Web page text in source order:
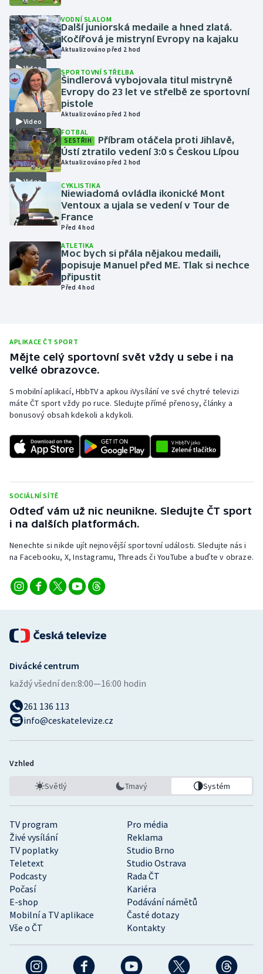
Jezdectví
Judo
Krasobruslení
Lezení
Lyže a snowboard
Moderní pětiboj
Motorsport
Olympijské hry
Parasport
Plavání
Plážový volejbal
Rychlobruslení
Rychlostní kanoistika
Short track
Stolní tenis
Triatlon
Veslování
Vodní slalom
Ostatní
Video
VODNÍ SLALOM
Další juniorská medaile a hned zlatá.
Kočířová je mistryní Evropy na kajaku
Aktualizováno před 2 hod
Video
SPORTOVNÍ STŘELBA
Šindlerová vybojovala titul mistryně
Evropy do 23 let ve střelbě ze sportovní
pistole
Aktualizováno před 2 hod
Video
FOTBAL
SESTŘIH
Příbram otáčela proti Jihlavě,
Ústí ztratilo vedení 3:0 s Českou Lípou
Aktualizováno před 2 hod
CYKLISTIKA
Niewiadomá ovládla ikonické Mont
Ventoux a ujala se vedení v Tour de
France
Před 4 hod
ATLETIKA
Moc bych si přála nějakou medaili,
popisuje Manuel před ME. Tlak si nechce
připustit
Před 4 hod
APLIKACE ČT SPORT
Mějte celý sportovní svět vždy u sebe i na
velké obrazovce.
S mobilní aplikací, HbbTV a apkou iVysílání ve své chytré televizi
máte ČT sport vždy po ruce. Sledujte přímé přenosy, články a
bonusový obsah kdekoli a kdykoli.
SOCIÁLNÍ SÍTĚ
Odteď vám už nic neunikne. Sledujte ČT sport
i na dalších platformách.
Nenechte si nikde ujít nejnovější sportovní události. Sledujte nás i
na Facebooku, X, Instagramu, Threads či YouTube a buďte v obraze.
TV program
Pro média
Živé vysílání
Reklama
TV poplatky
Studio Brno
Teletext
Studio Ostrava
Podcasty
Rada ČT
Počasí
Kariéra
E-shop
Podávání námětů
Mobilní a TV aplikace
Časté dotazy
Vše o ČT
Kontakty
Divácké centrum
každý všední den:8:00—16:00 hodin
261 136 113
info@ceskatelevize.cz
Vzhled
Světlý Tmavý Systém